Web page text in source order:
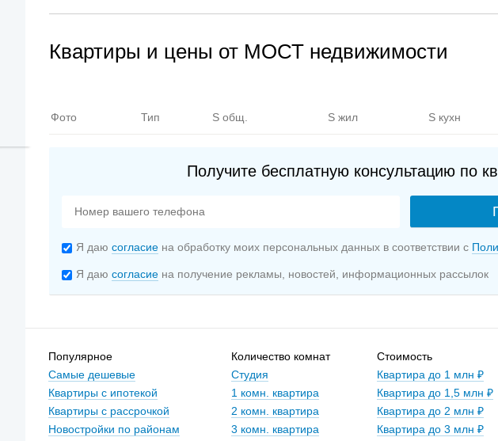
Квартиры и цены от МОСТ недвижимости
Фото Тип S общ. S жил S кухн
Получите бесплатную консультацию по
Я даю согласиена обработку моих персональных данных в соответствии с
Я даю согласиена получение рекламы, новостей, информационных рассылок
Популярное
Самые дешевые
Квартиры с ипотекой
Квартиры с рассрочкой
Новостройки по районам
Количество комнат
Студия
1 комн. квартира
2 комн. квартира
3 комн. квартира
Стоимость
Квартира до 1 млн ₽
Квартира до 1,5 млн ₽
Квартира до 2 млн ₽
Квартира до 3 млн ₽